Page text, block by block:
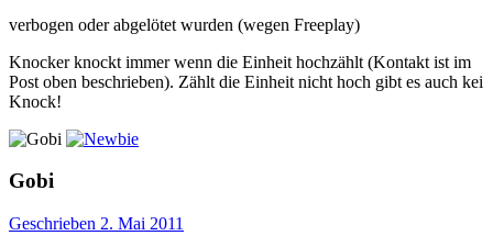
verbogen oder abgelötet wurden (wegen Freeplay)
Knocker knockt immer wenn die Einheit hochzählt (Kontakt ist im
Post oben beschrieben). Zählt die Einheit nicht hoch gibt es auch kei
Knock!
Gobi
Geschrieben 2. Mai 2011